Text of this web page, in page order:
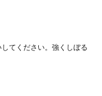
てください。強くしぼる